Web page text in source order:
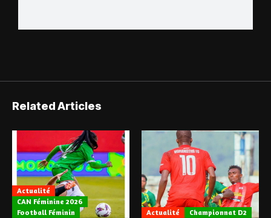
Related Articles
Actualité
CAN Féminine 2026
Football Féminin
Actualité Championnat D2